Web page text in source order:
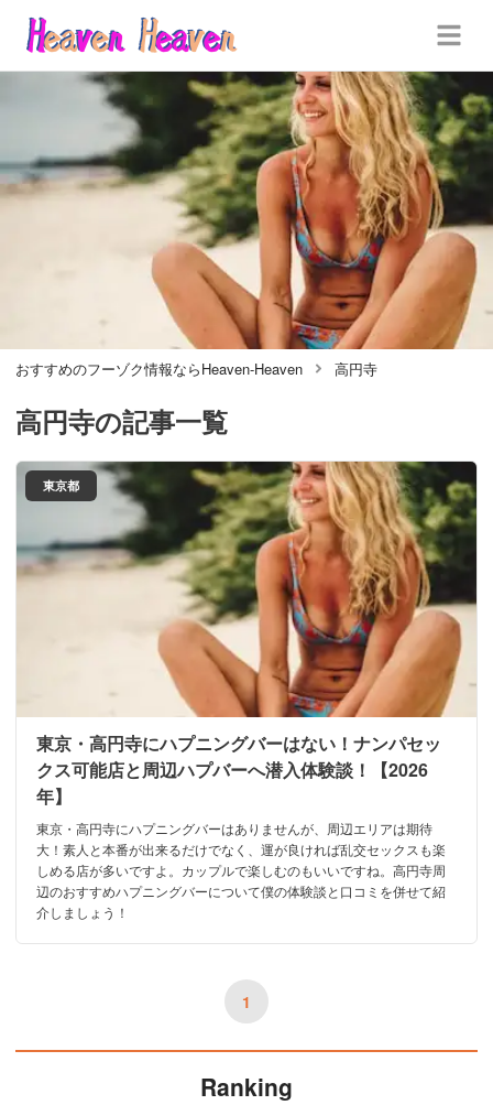
おすすめのフーゾク情報ならHeaven-Heaven 高円寺
高円寺の記事一覧
東京都
東京・高円寺にハプニングバーはない！ナンパセッ
クス可能店と周辺ハプバーへ潜入体験談！【2026
年】
東京・高円寺にハプニングバーはありませんが、周辺エリアは期待
大！素人と本番が出来るだけでなく、運が良ければ乱交セックスも楽
しめる店が多いですよ。カップルで楽しむのもいいですね。高円寺周
辺のおすすめハプニングバーについて僕の体験談と口コミを併せて紹
介しましょう！
1
Ranking